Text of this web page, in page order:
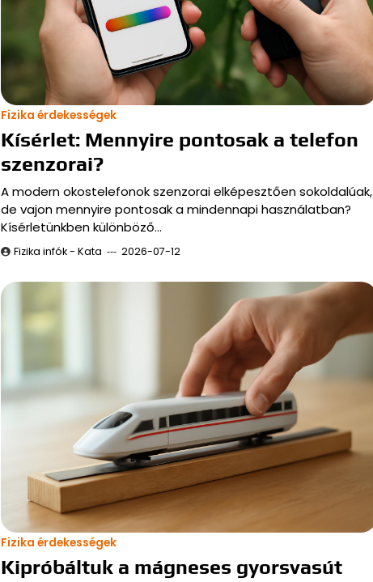
Fizika érdekességek
Kísérlet: Mennyire pontosak a telefon
szenzorai?
A modern okostelefonok szenzorai elképesztően sokoldalúak,
de vajon mennyire pontosak a mindennapi használatban?
Kísérletünkben különböző…
Fizika infók - Kata 2026-07-12
Fizika érdekességek
Kipróbáltuk a mágneses gyorsvasút